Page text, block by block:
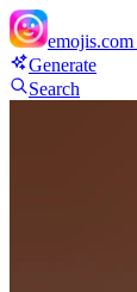
emojis.com
Generate
Search